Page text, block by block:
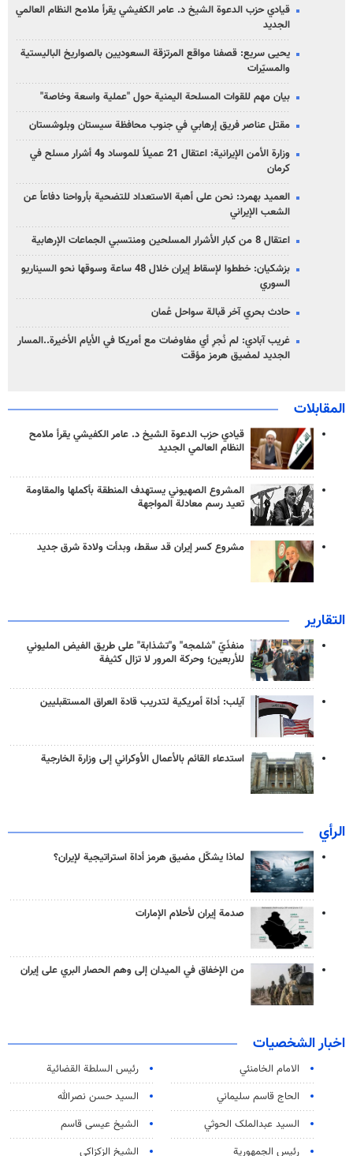
قيادي حزب الدعوة الشيخ د. عامر الكفيشي يقرأ ملامح النظام العالمي
الجديد
يحيى سريع: قصفنا مواقع المرتزقة السعوديين بالصواريخ الباليستية
والمسيّرات
بيان مهم للقوات المسلحة اليمنية حول "عملية واسعة وخاصة"
مقتل عناصر فريق إرهابي في جنوب محافظة سيستان وبلوشستان
وزارة الأمن الإيرانية: اعتقال 21 عميلاً للموساد و4 أشرار مسلح في
كرمان
العميد بهمرد: نحن على أهبة الاستعداد للتضحية بأرواحنا دفاعاً عن
الشعب الإيراني
اعتقال 8 من كبار الأشرار المسلحين ومنتسبي الجماعات الإرهابية
بزشكيان: خططوا لإسقاط إيران خلال 48 ساعة وسوقها نحو السيناريو
السوري
حادث بحري آخر قبالة سواحل عُمان
غريب آبادي: لم نُجرِ أي مفاوضات مع أمريكا في الأيام الأخيرة..المسار
الجديد لمضيق هرمز مؤقت
المقابلات
قيادي حزب الدعوة الشيخ د. عامر الكفيشي يقرأ ملامح
النظام العالمي الجديد
المشروع الصهيوني يستهدف المنطقة بأكملها والمقاومة
تعيد رسم معادلة المواجهة
مشروع كسر إيران قد سقط، وبدأت ولادة شرق جديد
التقارير
منفذَيّ "شلمجه" و"تشذابة" على طريق الفيض المليوني
للأربعين؛ وحركة المرور لا تزال كثيفة
آيلب: أداة أمريكية لتدريب قادة العراق المستقبليين
استدعاء القائم بالأعمال الأوكراني إلى وزارة الخارجية
الرأي
لماذا يشكّل مضيق هرمز أداة استراتيجية لإيران؟
صدمة إيران لأحلام الإمارات
من الإخفاق في الميدان إلى وهم الحصار البري على إيران
اخبار الشخصيات
الامام الخامنئي
رئیس السلطة القضائیة
الحاج قاسم سليماني
السيد حسن نصرالله
السید عبدالملک الحوثي
الشيخ عيسى قاسم
رئيس الجمهورية
الشيخ الزكزاكي